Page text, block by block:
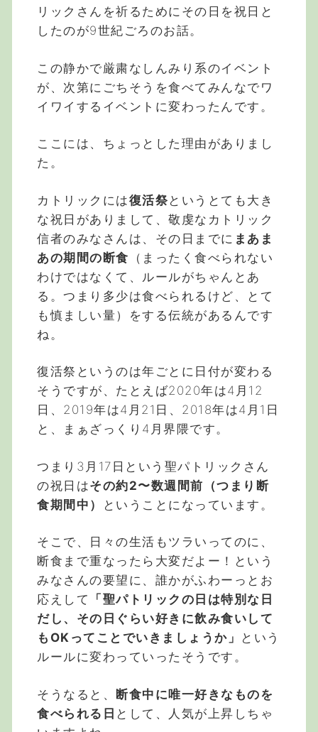
リックさんを祈るためにその日を祝日と
したのが9世紀ごろのお話。
この静かで厳粛なしんみり系のイベント
が、次第にごちそうを食べてみんなでワ
イワイするイベントに変わったんです。
ここには、ちょっとした理由がありまし
た。
カトリックには復活祭 というとても大き
な祝日がありまして、敬虔なカトリック
信者のみなさんは、その日までに まあま
あの期間の断食 （まったく食べられない
わけではなくて、ルールがちゃんとあ
る。つまり多少は食べられるけど、とて
も慎ましい量）をする伝統があるんです
ね。
復活祭というのは年ごとに日付が変わる
そうですが、たとえば2020年は4月12
日、2019年は4月21日、2018年は4月1日
と、まぁざっくり4月界隈です。
つまり3月17日という聖パトリックさん
の祝日はその約2〜数週間前（つまり断
食期間中）
ということになっています。
そこで、日々の生活もツラいってのに、
断食まで重なったら大変だよー！という
みなさんの要望に、誰かがふわーっとお
応えして
「聖パトリックの日は特別な日
だし、その日ぐらい好きに飲み食いして
もOKってことでいきましょうか」
という
ルールに変わっていったそうです。
そうなると、 断食中に唯一好きなものを
食べられる日 として、人気が上昇しちゃ